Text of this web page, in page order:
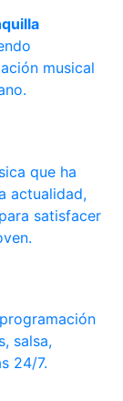
musical
que ha
actualidad,
satisfacer
salsa,
24/7.